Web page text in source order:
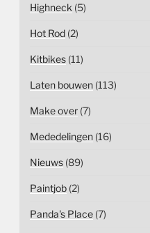
Highneck (5)
Hot Rod(2)
Kitbikes(11)
Laten bouwen(113)
Make over(7)
Mededelingen(16)
Nieuws(89)
Paintjob(2)
Panda's Place(7)